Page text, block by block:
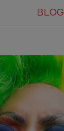
BLOGI